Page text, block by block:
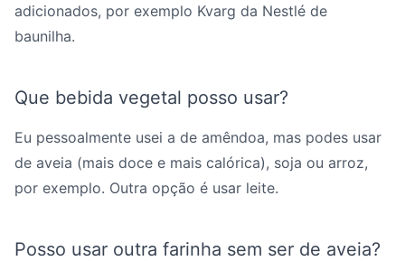
adicionados, por exemplo Kvarg da Nestlé de
baunilha.
Que bebida vegetal posso usar?
Eu pessoalmente usei a de amêndoa, mas podes usar
de aveia (mais doce e mais calórica), soja ou arroz,
por exemplo. Outra opção é usar leite.
Posso usar outra farinha sem ser de aveia?